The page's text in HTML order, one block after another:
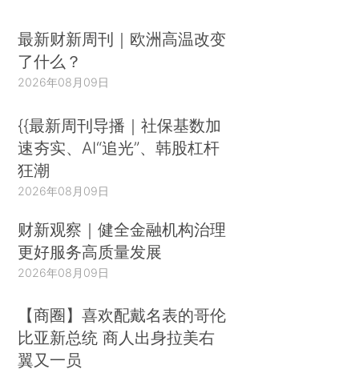
最新财新周刊｜欧洲高温改变
了什么？
2026年08月09日
{{最新周刊导播｜社保基数加
速夯实、AI“追光”、韩股杠杆
狂潮
2026年08月09日
财新观察｜健全金融机构治理
更好服务高质量发展
2026年08月09日
【商圈】喜欢配戴名表的哥伦
比亚新总统 商人出身拉美右
翼又一员